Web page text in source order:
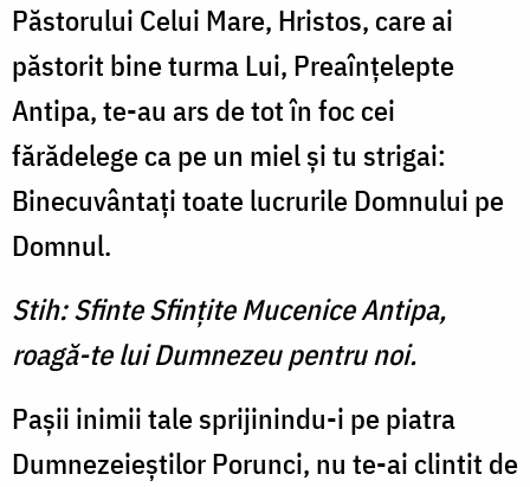
Păstorului Celui Mare, Hristos, care ai
păstorit bine turma Lui, Preaînţelepte
Antipa, te-au ars de tot în foc cei
fărădelege ca pe un miel şi tu strigai:
Binecuvântaţi toate lucrurile Domnului pe
Domnul.
Stih: Sfinte Sfinţite Mucenice Antipa,
roagă-te lui Dumnezeu pentru noi.
Paşii inimii tale sprijinindu-i pe piatra
Dumnezeieştilor Porunci, nu te-ai clintit de